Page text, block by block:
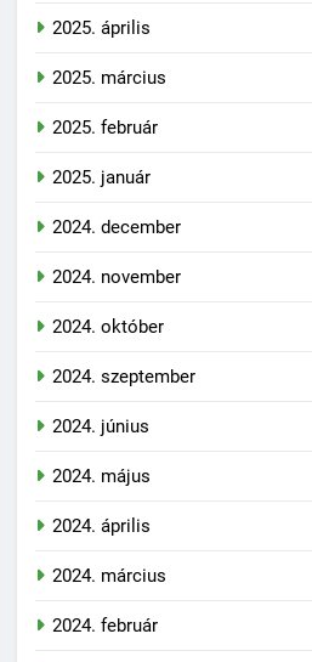
2025. április
2025. március
2025. február
2025. január
2024. december
2024. november
2024. október
2024. szeptember
2024. június
2024. május
2024. április
2024. március
2024. február